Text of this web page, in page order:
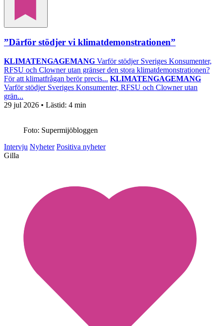
”Därför stödjer vi klimatdemonstrationen”
KLIMATENGAGEMANG Varför stödjer Sveriges Konsumenter,
RFSU och Clowner utan gränser den stora klimatdemonstrationen?
För att klimatfrågan berör precis... KLIMATENGAGEMANG
Varför stödjer Sveriges Konsumenter, RFSU och Clowner utan
grän...
29 jul 2026 • Lästid: 4 min
Foto: Supermijöbloggen
Intervju Nyheter Positiva nyheter
Gilla